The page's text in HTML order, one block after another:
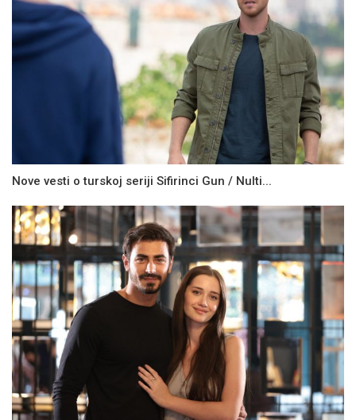
Nove vesti o turskoj seriji Sifirinci Gun / Nulti...